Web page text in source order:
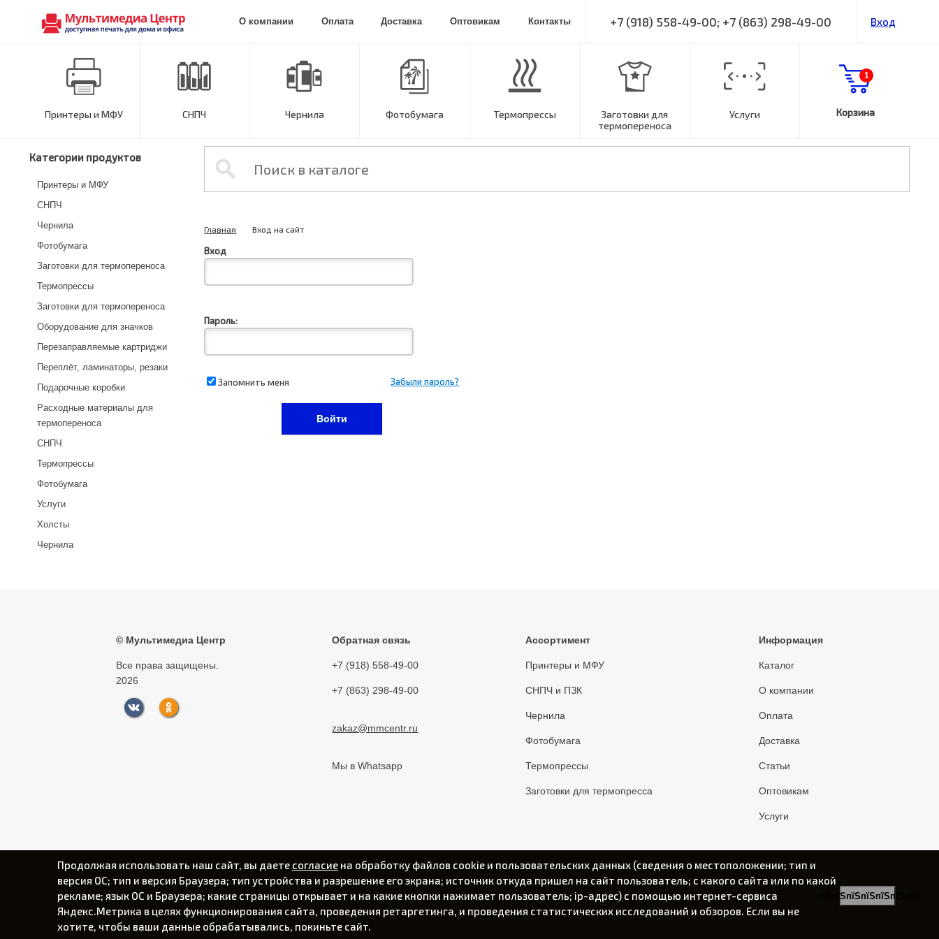
О компании Оплата Доставка Оптовикам Контакты +7 (918) 558-49-00; +7 (863) 298-49-00 Вход
Принтеры и МФУ СНПЧ Чернила Фотобумага Термопрессы
Заготовки для
термопереноса
Услуги Корзина
1
Категории продуктов
Принтеры и МФУ
СНПЧ
Чернила
Фотобумага
Заготовки для термопереноса
Термопрессы
Заготовки для термопереноса
Оборудование для значков
Перезаправляемые картриджи
Переплёт, ламинаторы, резаки
Подарочные коробки
Расходные материалы для
термопереноса
СНПЧ
Термопрессы
Фотобумага
Услуги
Холсты
Чернила
Главная Вход на сайт
Вход
Пароль:
Запомнить меня Забыли пароль?
© Мультимедиа Центр
Все права защищены.
2026
Обратная связь
+7 (918) 558-49-00
+7 (863) 298-49-00
zakaz@mmcentr.ru
Мы в Whatsapp
Ассортимент
Принтеры и МФУ
СНПЧ и ПЗК
Чернила
Фотобумага
Термопрессы
Заготовки для термопресса
Информация
Каталог
О компании
Оплата
Доставка
Статьи
Оптовикам
Услуги
Продолжая использовать наш сайт, вы даете согласие на обработку файлов cookie и пользовательских данных (сведения о местоположении; тип и
версия ОС; тип и версия Браузера; тип устройства и разрешение его экрана; источник откуда пришел на сайт пользователь; с какого сайта или по какой
рекламе; язык ОС и Браузера; какие страницы открывает и на какие кнопки нажимает пользователь; ip-адрес) с помощью интернет-сервиса
Яндекс.Метрика в целях функционирования сайта, проведения ретаргетинга, и проведения статистических исследований и обзоров. Если вы не
хотите, чтобы ваши данные обрабатывались, покиньте сайт.
пїЅпїЅпїЅпїЅпїЅпїЅпїЅ
Политика конфиденциальности